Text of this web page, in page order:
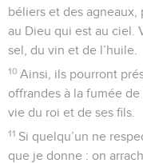
béliers et des agneaux,
au Dieu qui est au ciel.
sel, du vin et de l’huile.
10 Ainsi, ils pourront
offrandes à la fumée
vie du roi et de ses fils.
11 Si quelqu’un ne
que je donne : on